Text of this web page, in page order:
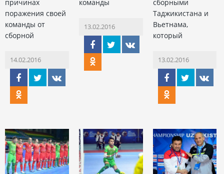
причинах
поражения своей
команды от
сборной
14.02.2016
команды
13.02.2016
сборными
Таджикистана и
Вьетнама,
который
13.02.2016